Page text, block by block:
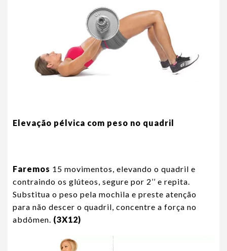
Elevação pélvica com peso no quadril
Faremos 15 movimentos, elevando o quadril e
contraindo os glúteos, segure por 2’’ e repita.
Substitua o peso pela mochila e preste atenção
para não descer o quadril, concentre a força no
abdômen. (3X12)